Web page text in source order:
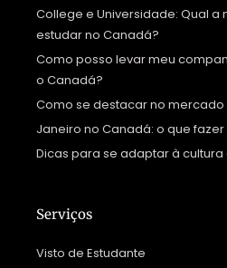
College e Universidade: Qual
estudar no Canadá?
Como posso levar meu
o Canadá?
Como se destacar no
Janeiro no Canadá: o que
Dicas para se adaptar à
Serviços
Visto de Estudante